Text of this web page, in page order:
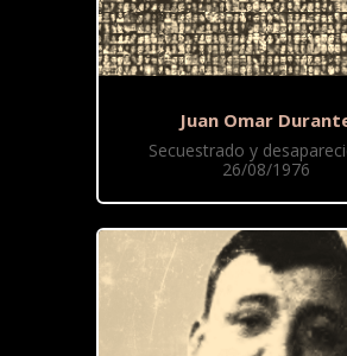
Juan Omar
Secuestrado y
26/08/1976